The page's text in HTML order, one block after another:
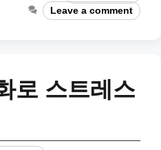
Leave a comment
로 스트레스